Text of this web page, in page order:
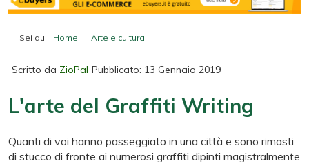
Sei qui: Home Arte e cultura
Scritto da ZioPal Pubblicato: 13 Gennaio 2019
L'arte del Graffiti Writing
Quanti di voi hanno passeggiato in una città e sono rimasti
di stucco di fronte ai numerosi graffiti dipinti magistralmente